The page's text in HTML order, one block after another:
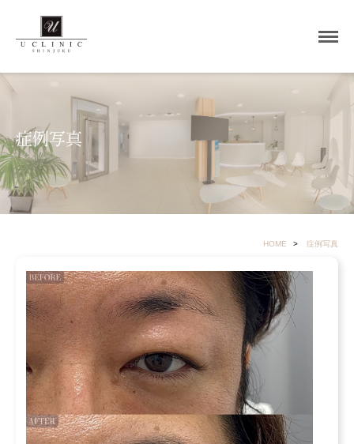
症例写真
HOME 症例写真